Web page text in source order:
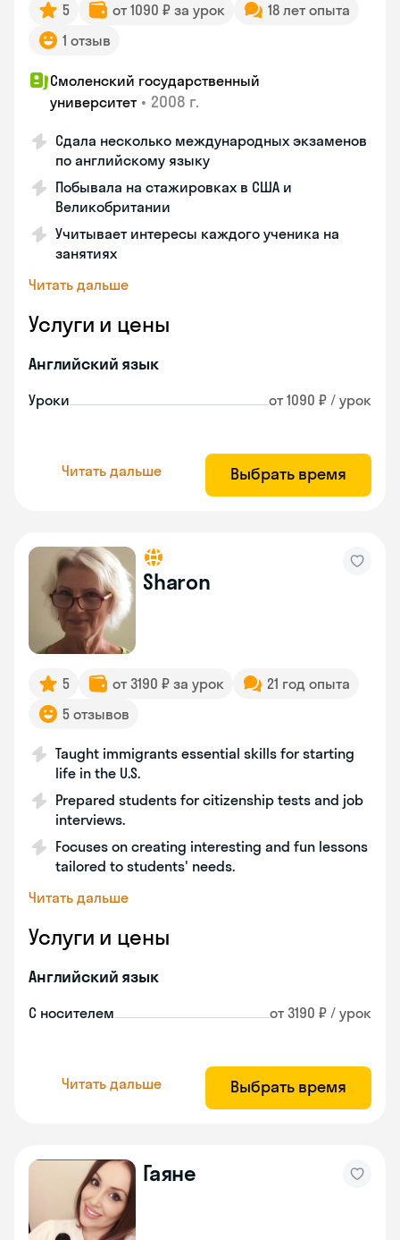
5 от 1090 ₽ за урок
18 лет опыта
1 отзыв
Смоленский государственный
университет • 2008 г.
Сдала несколько международных экзаменов
по английскому языку
Побывала на стажировках в США и
Великобритании
Учитывает интересы каждого ученика на
занятиях
Читать дальше
Услуги и цены
Английский язык
Уроки от 1090 ₽ / урок
Читать дальше Выбрать время
Sharon
5 от 3190 ₽ за урок
21 год опыта
5 отзывов
Taught immigrants essential skills for starting
life in the U.S.
Prepared students for citizenship tests and job
interviews.
Focuses on creating interesting and fun lessons
tailored to students' needs.
Читать дальше
Услуги и цены
Английский язык
С носителем от 3190 ₽ / урок
Читать дальше Выбрать время
Гаяне